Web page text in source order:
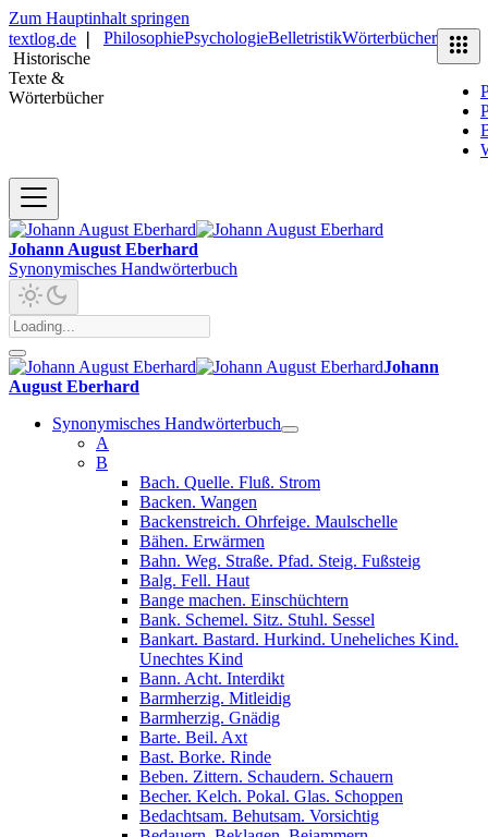
Zum Hauptinhalt springen
textlog.de
Historische
Texte &
Wörterbücher
PhilosophiePsychologieBelletristikWörterbücher
Johann August Eberhard
Synonymisches Handwörterbuch
Johann
August Eberhard
Synonymisches Handwörterbuch
A
B
Bach. Quelle. Fluß. Strom
Backen. Wangen
Backenstreich. Ohrfeige. Maulschelle
Bähen. Erwärmen
Bahn. Weg. Straße. Pfad. Steig. Fußsteig
Balg. Fell. Haut
Bange machen. Einschüchtern
Bank. Schemel. Sitz. Stuhl. Sessel
Bankart. Bastard. Hurkind. Uneheliches Kind.
Unechtes Kind
Bann. Acht. Interdikt
Barmherzig. Mitleidig
Barmherzig. Gnädig
Barte. Beil. Axt
Bast. Borke. Rinde
Beben. Zittern. Schaudern. Schauern
Becher. Kelch. Pokal. Glas. Schoppen
Bedachtsam. Behutsam. Vorsichtig